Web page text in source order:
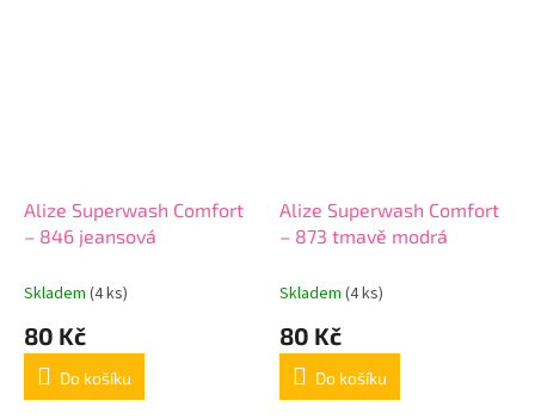
Alize Superwash Comfort
– 846 jeansová
Skladem (4 ks)
80 Kč
Do košíku
Alize Superwash Comfort
– 873 tmavě modrá
Skladem (4 ks)
80 Kč
Do košíku